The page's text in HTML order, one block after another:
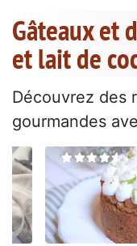
Gâteaux et
et lait de
Découvrez des
gourmandes